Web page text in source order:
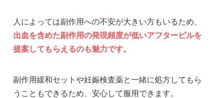
人によっては副作用への不安が大きい方もいるため、
出血を含めた副作用の発現頻度が低いアフターピルを
提案してもらえるのも魅力です。
副作用緩和セットや妊娠検査薬と一緒に処方してもら
うこともできるため、安心して服用できます。